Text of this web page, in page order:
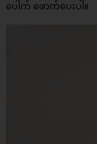
ပေါက် ဖောက်ပေးပါ။